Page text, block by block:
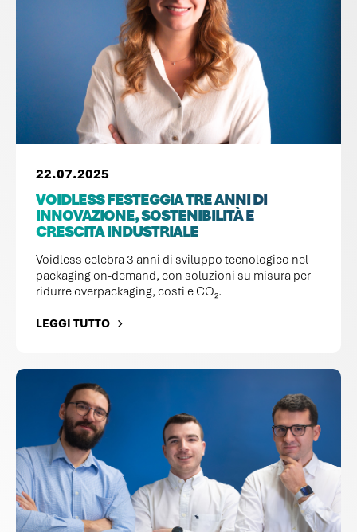
22.07.2025
VOIDLESS FESTEGGIA TRE ANNI DI
INNOVAZIONE, SOSTENIBILITÀ E
CRESCITA INDUSTRIALE
Voidless celebra 3 anni di sviluppo tecnologico nel
packaging on-demand, con soluzioni su misura per
ridurre overpackaging, costi e CO₂.
LEGGI TUTTO